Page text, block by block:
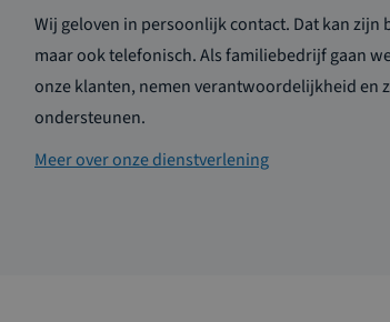
Wij geloven in persoonlijk contact. Dat kan zijn
maar ook telefonisch. Als familiebedrijf gaan
onze klanten, nemen verantwoordelijkheid en
ondersteunen.
Meer over onze dienstverlening